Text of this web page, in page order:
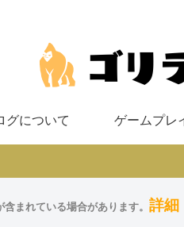
グについて ゲームプレ
まれている場合があります。 詳細